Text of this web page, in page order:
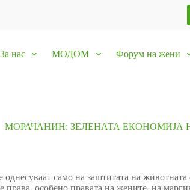
За нас МОДОМ Форум на жени
МОРАЧАНИН: ЗЕЛЕНАТА ЕКОНОМИЈА
однесуваат само на заштитата на
права, особено правата на жените, на